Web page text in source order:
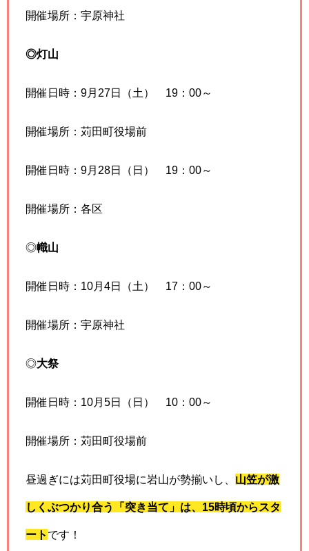
開催場所：宇原神社
◎灯山
開催日時：9月27日（土） 19：00～
開催場所：苅田町役場前
開催日時：9月28日（日） 19：00～
開催場所： 各区
◎幟山
開催日時：10月4日（土） 17：00～
開催場所：宇原神社
◎大祭
開催日時：10月5日（日） 10：00～
開催場所：苅田町役場前
昼過ぎには苅田町役場に岩山が勢揃いし、 山笠が激
しくぶつかり合う「突き当て」は、15時頃からスタ
ート です！